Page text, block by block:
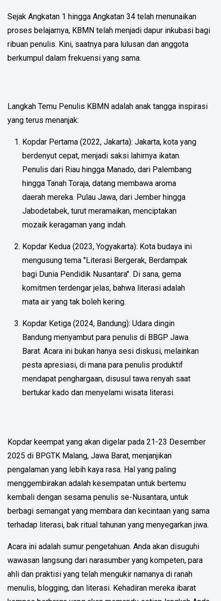
Sejak Angkatan 1 hingga Angkatan 34 telah menunaikan
proses belajarnya, KBMN telah menjadi dapur inkubasi bagi
ribuan penulis. Kini, saatnya para lulusan dan anggota
berkumpul dalam frekuensi yang sama.
Langkah Temu Penulis KBMN adalah anak tangga inspirasi
yang terus menanjak:
Kopdar Pertama (2022, Jakarta): Jakarta, kota yang
berdenyut cepat, menjadi saksi lahirnya ikatan.
Penulis dari Riau hingga Manado, dari Palembang
hingga Tanah Toraja, datang membawa aroma
daerah mereka. Pulau Jawa, dari Jember hingga
Jabodetabek, turut meramaikan, menciptakan
mozaik keragaman yang indah.
Kopdar Kedua (2023, Yogyakarta): Kota budaya ini
mengusung tema "Literasi Bergerak, Berdampak
bagi Dunia Pendidik Nusantara". Di sana, gema
komitmen terdengar jelas, bahwa literasi adalah
mata air yang tak boleh kering.
Kopdar Ketiga (2024, Bandung): Udara dingin
Bandung menyambut para penulis di BBGP Jawa
Barat. Acara ini bukan hanya sesi diskusi, melainkan
pesta apresiasi, di mana para penulis produktif
mendapat penghargaan, disusul tawa renyah saat
bertukar kado dan menyelami wisata literasi.
Kopdar keempat yang akan digelar pada 21-23 Desember
2025 di BPGTK Malang, Jawa Barat, menjanjikan
pengalaman yang lebih kaya rasa. Hal yang paling
menggembirakan adalah kesempatan untuk bertemu
kembali dengan sesama penulis se-Nusantara, untuk
berbagi semangat yang membara dan kecintaan yang sama
terhadap literasi, bak ritual tahunan yang menyegarkan jiwa.
Acara ini adalah sumur pengetahuan. Anda akan disuguhi
wawasan langsung dari narasumber yang kompeten, para
ahli dan praktisi yang telah mengukir namanya di ranah
menulis, blogging, dan literasi. Kehadiran mereka ibarat